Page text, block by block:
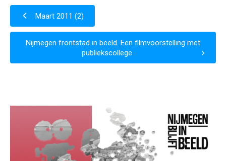
Wat zoeken we
Donateurs
Vrijwilligers
Beeldmateriaal
Maart 2011 (2)
Nijmegen frontstad in beeld. Een filmvoorstelling met
publiekscollege